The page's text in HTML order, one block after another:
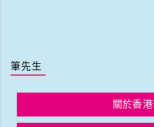
筆先生
關於香